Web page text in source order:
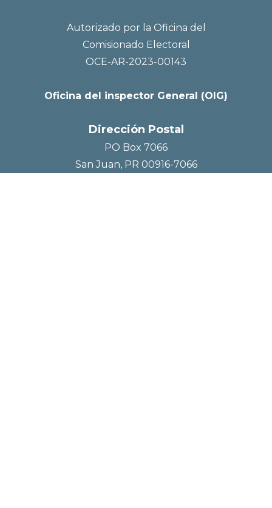
Autorizado por la Oficina del
Comisionado Electoral
OCE-AR-2023-00143
Oficina del inspector General (OIG)
Dirección Postal
PO Box 7066
San Juan, PR 00916-7066